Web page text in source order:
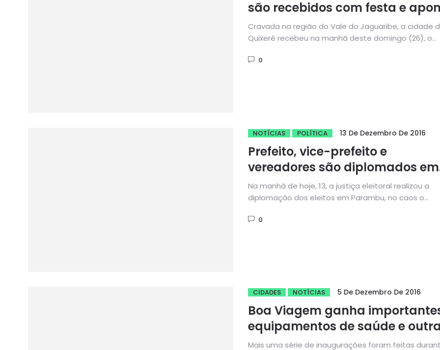
são recebidos com festa e
conquistas para a região
Cravada na região do Vale do Jaguaribe, a cidade
Quixeré recebeu na manhã deste domingo (26), o
0
NOTÍCIAS POLÍTICA 13 De Dezembro De 2016
Prefeito, vice-prefeito e
vereadores são diplomados em
Parambu
Na manhã de hoje, 13, a justiça eleitoral realizou a
diplomação dos eleitos em Parambu, no caos o
0
CIDADES NOTÍCIAS 5 De Dezembro De 2016
Boa Viagem ganha
equipamentos de saúde e
obras nos 152 anos de história
Mais uma série de inaugurações foram feitas